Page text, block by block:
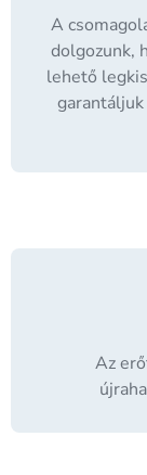
A
dolgozunk,
lehető
Az